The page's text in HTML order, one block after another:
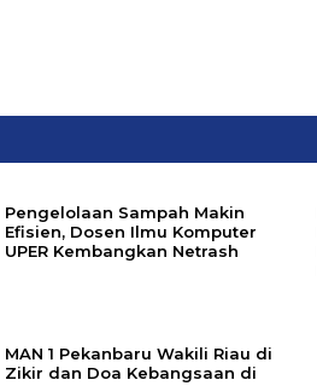
Pengelolaan Sampah Makin
Efisien, Dosen Ilmu Komputer
UPER Kembangkan Netrash
MAN 1 Pekanbaru Wakili Riau di
Zikir dan Doa Kebangsaan di